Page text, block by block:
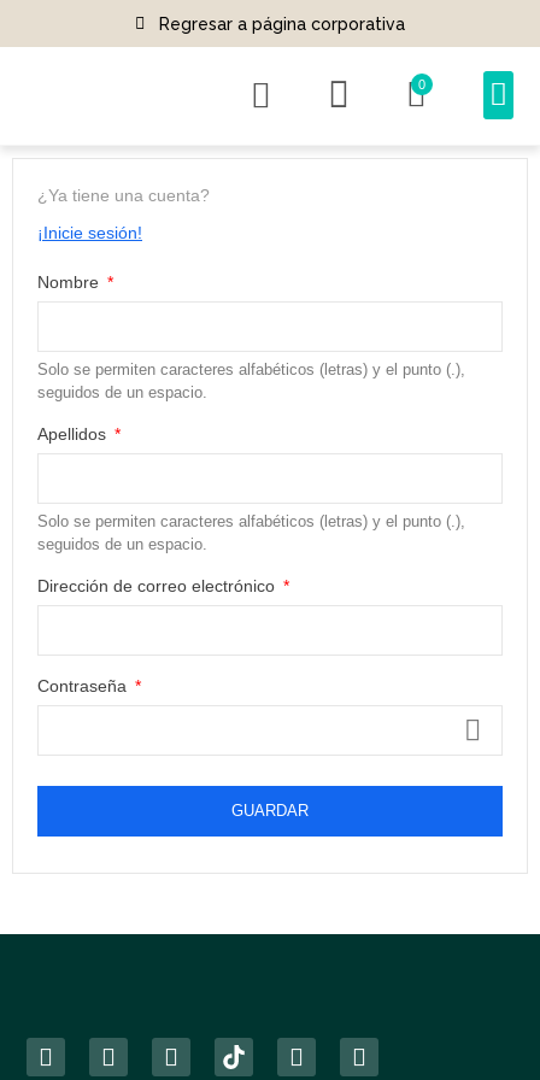
Regresar a página corporativa
0
¿Ya tiene una cuenta?
¡Inicie sesión!
Nombre
Solo se permiten caracteres alfabéticos (letras) y el punto (.),
seguidos de un espacio.
Apellidos
Solo se permiten caracteres alfabéticos (letras) y el punto (.),
seguidos de un espacio.
Dirección de correo electrónico
Contraseña
GUARDAR